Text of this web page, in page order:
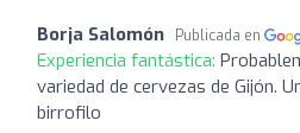
Borja Salomón Publicada en
Experiencia fantástica:
variedad de cervezas de Gijón.
birrofilo